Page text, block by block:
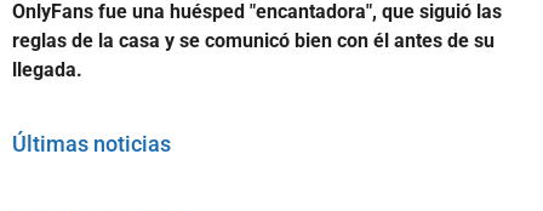
OnlyFans fue una huésped "encantadora", que siguió las
reglas de la casa y se comunicó bien con él antes de su
llegada.
Últimas noticias